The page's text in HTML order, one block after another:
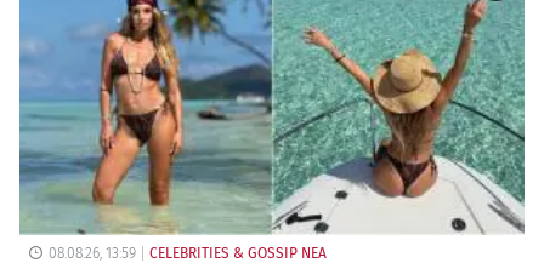
08.08.26, 13:59 CELEBRITIES & GOSSIP ΝΕΑ